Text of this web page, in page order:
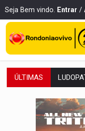
Seja Bem vindo. Entrar /
ÚLTIMAS
OVNIS